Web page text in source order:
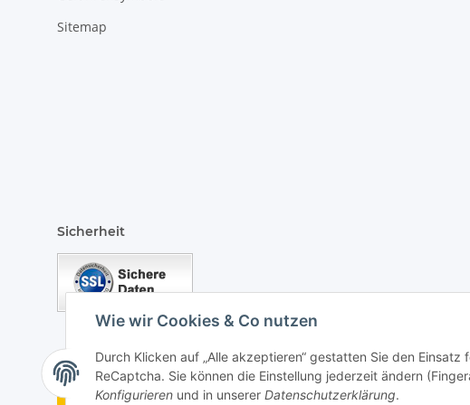
Wie wir Cookies & Co nutzen
Durch Klicken auf „Alle akzeptieren“ gestatten Sie den
ReCaptcha. Sie können die Einstellung jederzeit ändern
Konfigurieren und in unserer Datenschutzerklärung.
Sitemap
Sicherheit
Vertrag widerrufen